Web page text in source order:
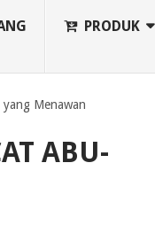
PRODUK
Menawan
ABU-